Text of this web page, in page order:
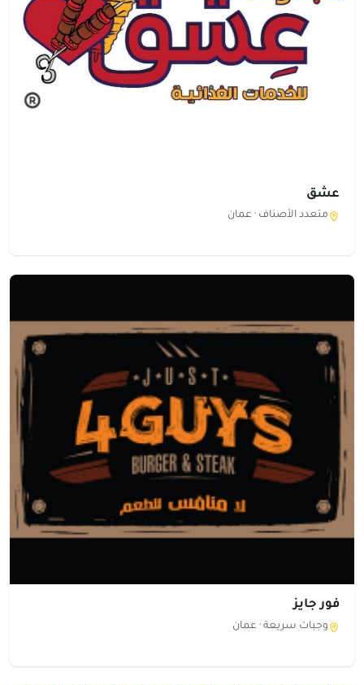
عشق
متعدد الأصناف · عمان
فور جايز
وجبات سريعة · عمان